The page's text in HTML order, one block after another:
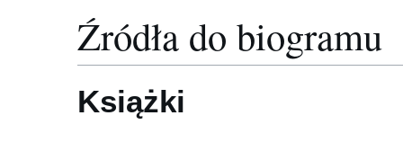
Źródła do biogramu
Książki